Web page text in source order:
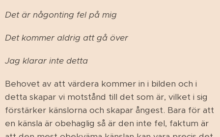
Det är någonting fel på mig
Det kommer aldrig att gå över
Jag klarar inte detta
Behovet av att värdera kommer in i bilden och i
detta skapar vi motstånd till det som är, vilket i sig
förstärker känslorna och skapar ångest. Bara för att
en känsla är obehaglig så är den inte fel, faktum är